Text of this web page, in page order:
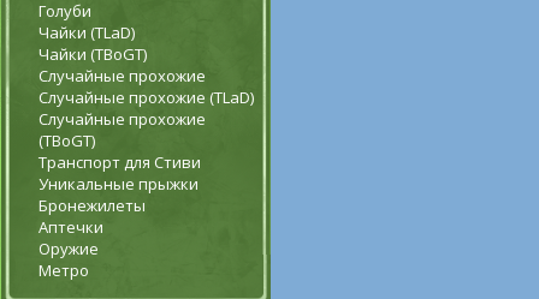
Голуби
Чайки (TLaD)
Чайки (TBoGT)
Случайные прохожие
Случайные прохожие (TLaD)
Случайные прохожие
(TBoGT)
Транспорт для Стиви
Уникальные прыжки
Бронежилеты
Аптечки
Оружие
Метро